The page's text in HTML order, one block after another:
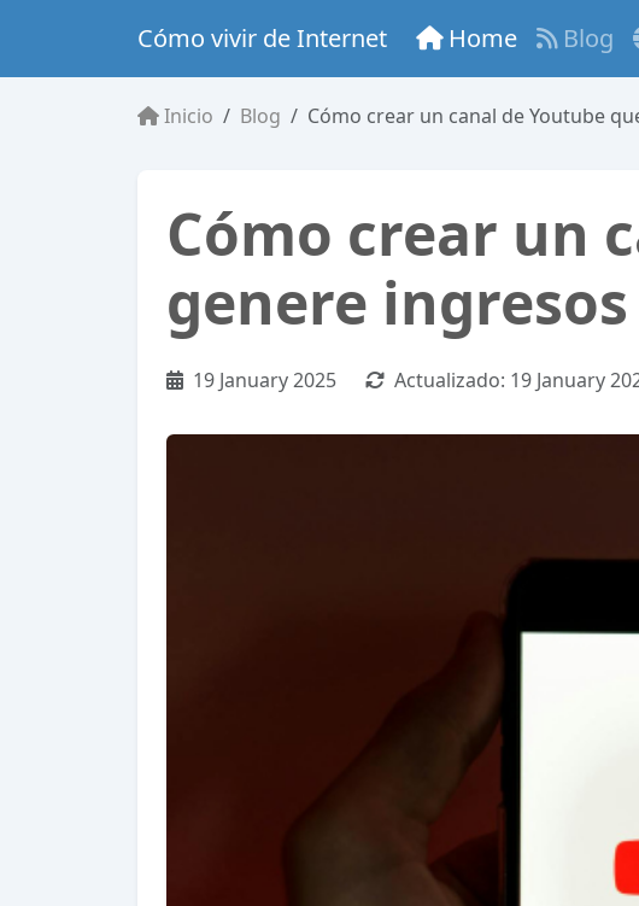
Cómo vivir de Internet Home Blog
Inicio Blog Cómo crear un canal de Youtube
Cómo crear un
genere
19 January 2025 Actualizado: 19 January